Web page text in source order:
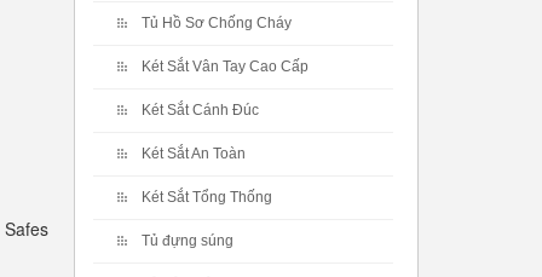
Tủ Hồ Sơ Chống Cháy
Két Sắt Vân Tay Cao Cấp
Két Sắt Cánh Đúc
Két Sắt An Toàn
Két Sắt Tổng Thống
Tủ đựng súng